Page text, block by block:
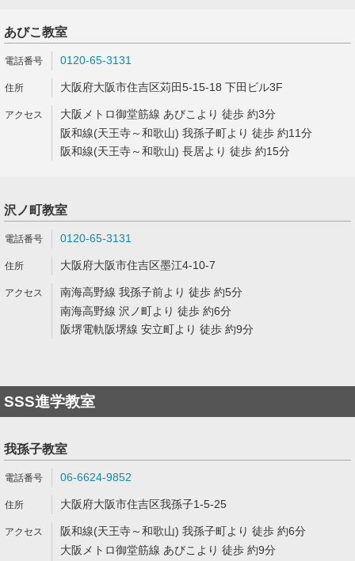
あびこ教室
0120-65-3131
大阪府大阪市住吉区苅田5-15-18 下田ビル3F
大阪メトロ御堂筋線 あびこより 徒歩 約3分
阪和線(天王寺～和歌山) 我孫子町より 徒歩 約11分
阪和線(天王寺～和歌山) 長居より 徒歩 約15分
沢ノ町教室
0120-65-3131
大阪府大阪市住吉区墨江4-10-7
南海高野線 我孫子前より 徒歩 約5分
南海高野線 沢ノ町より 徒歩 約6分
阪堺電軌阪堺線 安立町より 徒歩 約9分
SSS進学教室
我孫子教室
06-6624-9852
大阪府大阪市住吉区我孫子1-5-25
阪和線(天王寺～和歌山) 我孫子町より 徒歩 約6分
大阪メトロ御堂筋線 あびこより 徒歩 約9分